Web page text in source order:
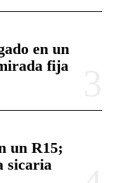
en un
fija
un R15;
sicaria